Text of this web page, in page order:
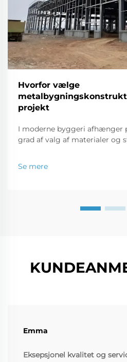
Hvorfor vælge
projekt
I moderne byggeri afhænger
grad af valg af materialer og
Se mere
Emma
Eksepsjonel kvalitet og